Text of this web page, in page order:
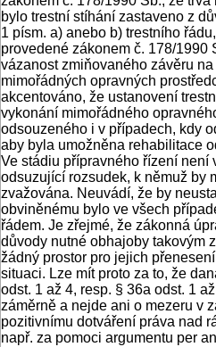
bylo trestní stíhání zastaveno z
1 písm. a) anebo b) trestního
provedené zákonem č. 178/1990
vázanost zmiňovaného závěru
mimořádných opravných
akcentováno, že ustanovení
vykonání mimořádného
odsouzeného i v případech, kdy
aby byla umožněna rehabilitace
Ve stádiu přípravného řízení není
odsuzující rozsudek, k němuž by
zvažována. Neuvádí, že by
obviněnému bylo ve všech
řádem. Je zřejmé, že zákonná
důvody nutné obhajoby takovým
žádný prostor pro jejich
situaci. Lze mít proto za to, že
odst. 1 až 4, resp. § 36a odst. 1
záměrně a nejde ani o mezeru v
pozitivnímu dotváření práva nad
např. za pomoci argumentu per